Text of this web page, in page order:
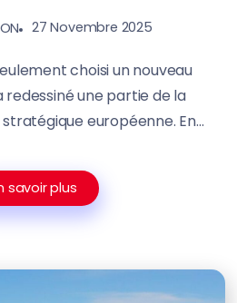
27 Novembre 2025
choisi un nouveau
redessiné une partie de la
européenne. En...
savoir plus